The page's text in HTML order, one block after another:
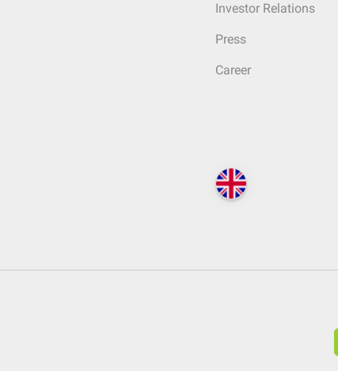
Investor Relations
Press
Career